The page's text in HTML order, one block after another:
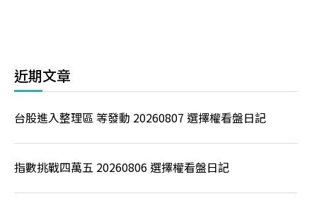
近期文章
台股進入整理區 等發動 20260807 選擇權看盤日記
指數挑戰四萬五 20260806 選擇權看盤日記